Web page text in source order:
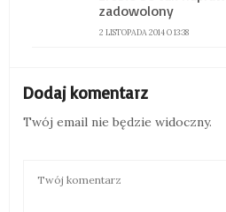
2 LISTOPADA 2014 O 13:38
zadowolony
Dodaj komentarz
Twój email nie będzie widoczny.